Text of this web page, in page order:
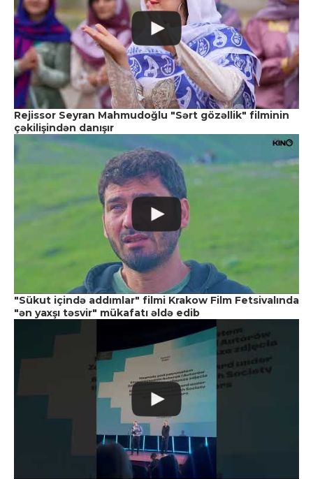
Rejissor Seyran Mahmudoğlu "Sərt gözəllik" filminin
çəkilişindən danışır
"Sükut içində addımlar" filmi Krakow Film Fetsivalında
"ən yaxşı təsvir" mükafatı əldə edib